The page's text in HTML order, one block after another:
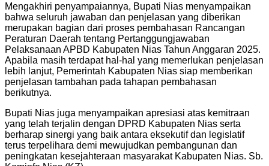
Mengakhiri penyampaiannya, Bupati Nias menyampaikan
bahwa seluruh jawaban dan penjelasan yang diberikan
merupakan bagian dari proses pembahasan Rancangan
Peraturan Daerah tentang Pertanggungjawaban
Pelaksanaan APBD Kabupaten Nias Tahun Anggaran 2025.
Apabila masih terdapat hal-hal yang memerlukan penjelasan
lebih lanjut, Pemerintah Kabupaten Nias siap memberikan
penjelasan tambahan pada tahapan pembahasan
berikutnya.
Bupati Nias juga menyampaikan apresiasi atas kemitraan
yang telah terjalin dengan DPRD Kabupaten Nias serta
berharap sinergi yang baik antara eksekutif dan legislatif
terus terpelihara demi mewujudkan pembangunan dan
peningkatan kesejahteraan masyarakat Kabupaten Nias. Sb.